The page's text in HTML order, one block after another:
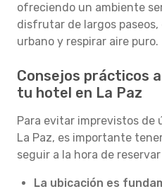
ofreciendo un ambiente
disfrutar de largos
urbano y respirar aire puro.
Consejos prácticos
tu hotel en La Paz
Para evitar imprevistos de
La Paz, es importante
seguir a la hora de
La ubicación es